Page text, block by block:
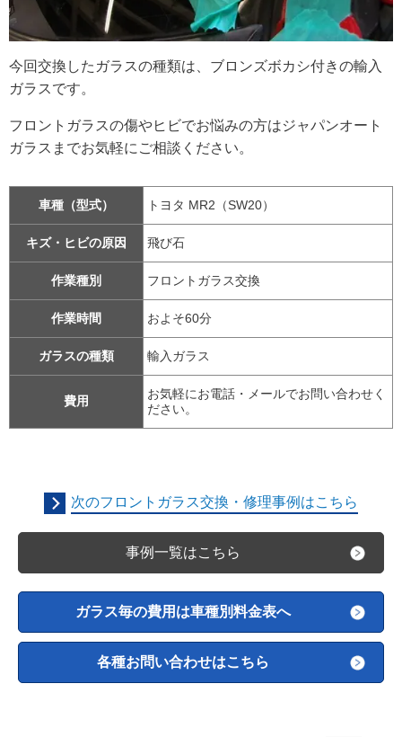
今回交換したガラスの種類は、ブロンズボカシ付きの輸入
ガラスです。
フロントガラスの傷やヒビでお悩みの方はジャパンオート
ガラスまでお気軽にご相談ください。
車種（型式） トヨタ MR2（SW20）
キズ・ヒビの原因 飛び石
作業種別 フロントガラス交換
作業時間 およそ60分
ガラスの種類 輸入ガラス
費用
お気軽にお電話・メールでお問い合わせく
ださい。
次のフロントガラス交換・修理事例はこちら
事例一覧はこちら
ガラス毎の費用は車種別料金表へ
各種お問い合わせはこちら